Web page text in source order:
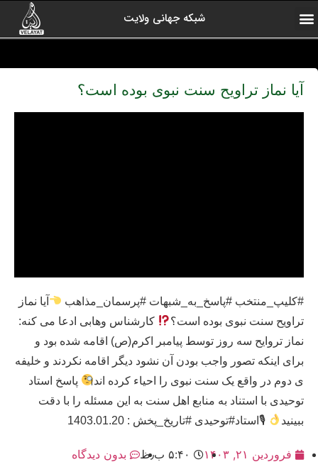
شبکه جهانی ولایت
آیا نماز تراویح سنت نبوی بوده است؟️
#کلیپ_منتخب #پاسخ_به_شبهات #پرسمان_مذاهب
آیا نماز
تراویح سنت نبوی بوده است؟
کارشناس وهابی ادعا می کنه:
نماز تروایح سه روز توسط پیامبر اکرم(ص) اقامه شده بود و
برای اینکه تصور واجب بودن آن نشود دیگر اقامه نکردند و خلیفه
ی دوم در واقع یک سنت نبوی را احیاء کرده اند
پاسخ استاد
توحیدی با استناد به منابع اهل سنت به این مسئله را با دقت
ببینید
🎙استاد#توحیدی #تاریخ_پخش : 1403.01.20
فروردین ۲۱, ۱۴۰۳ ۵:۴۰ ب٫ظ
بدون دیدگاه